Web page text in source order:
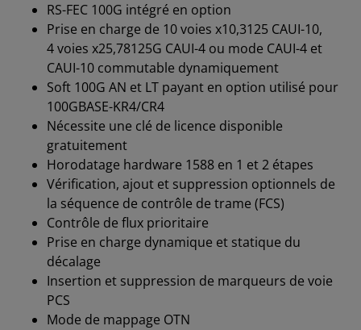
RS-FEC 100G intégré en option
Prise en charge de 10 voies x10,3125 CAUI-10,
4 voies x25,78125G CAUI-4 ou mode CAUI-4 et
CAUI-10 commutable dynamiquement
Soft 100G AN et LT payant en option utilisé pour
100GBASE-KR4/CR4
Nécessite une clé de licence disponible
gratuitement
Horodatage hardware 1588 en 1 et 2 étapes
Vérification, ajout et suppression optionnels de
la séquence de contrôle de trame (FCS)
Contrôle de flux prioritaire
Prise en charge dynamique et statique du
décalage
Insertion et suppression de marqueurs de voie
PCS
Mode de mappage OTN